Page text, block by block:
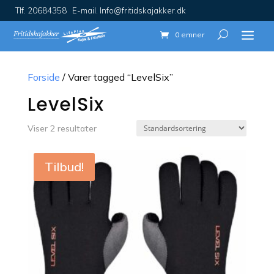
Tlf. 20684358 E-mail. Info@fritidskajakker.dk
0 emner
Forside / Varer tagged “LevelSix”
LevelSix
Viser 2 resultater
Tilbud!